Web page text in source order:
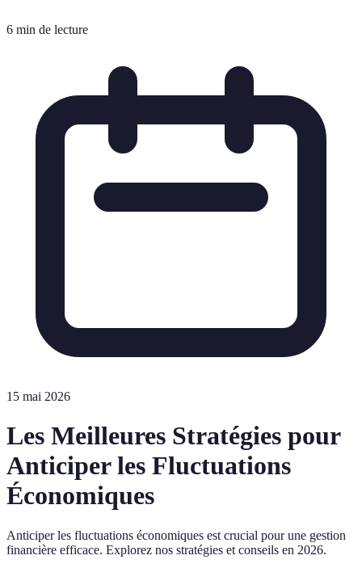
6 min de lecture
15 mai 2026
Les Meilleures Stratégies pour
Anticiper les Fluctuations
Économiques
Anticiper les fluctuations économiques est crucial pour une gestion
financière efficace. Explorez nos stratégies et conseils en 2026.